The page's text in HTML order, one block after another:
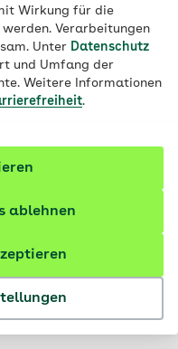
Wirkung für die
Verarbeitungen
Unter Datenschutz
und Umfang der
Weitere Informationen
.
ablehnen
(m/w/d)
| Vollzeit oder
| Homeoffice-